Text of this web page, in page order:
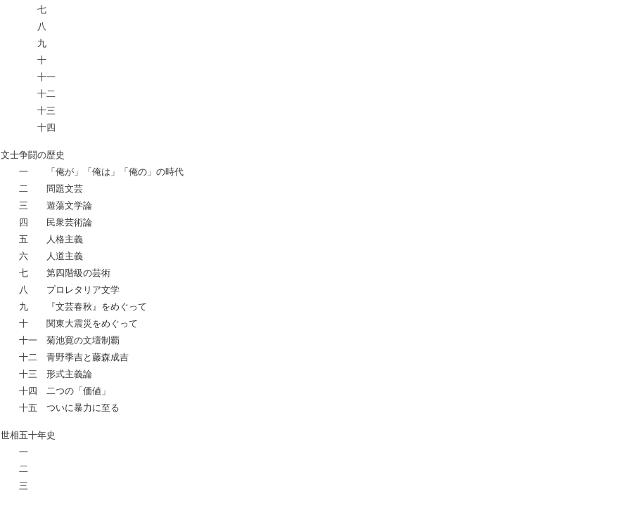
七
八
九
十
十一
十二
十三
十四
文士争闘の歴史
一 「俺が」「俺は」「俺の」の時代
二 問題文芸
三 遊蕩文学論
四 民衆芸術論
五 人格主義
六 人道主義
七 第四階級の芸術
八 プロレタリア文学
九 『文芸春秋』をめぐって
十 関東大震災をめぐって
十一 菊池寛の文壇制覇
十二 青野季吉と藤森成吉
十三 形式主義論
十四 二つの「価値」
十五 ついに暴力に至る
世相五十年史
一
二
三